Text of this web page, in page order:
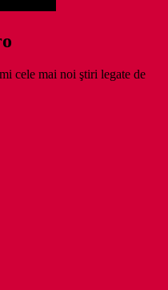
cele mai noi ştiri legate de